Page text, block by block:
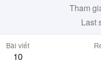
Tham
Last
Bài viết
10